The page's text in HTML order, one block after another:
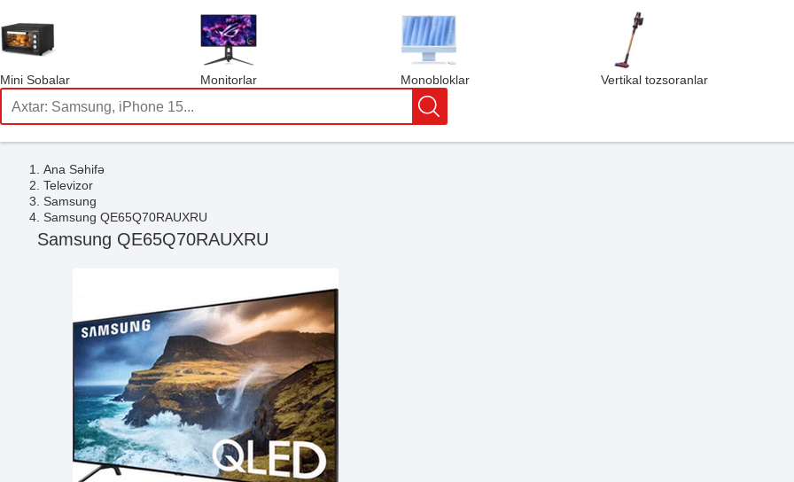
Mini Sobalar Monitorlar Monobloklar Vertikal tozsoranlar
Ana Səhifə
Televizor
Samsung
Samsung QE65Q70RAUXRU
Samsung QE65Q70RAUXRU